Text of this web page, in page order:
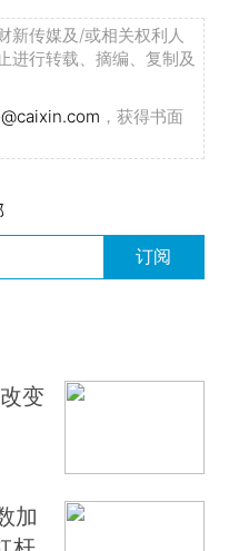
新传媒及/或相关权利人
进行转载、摘编、复制及
，获得书面
订阅
变
加